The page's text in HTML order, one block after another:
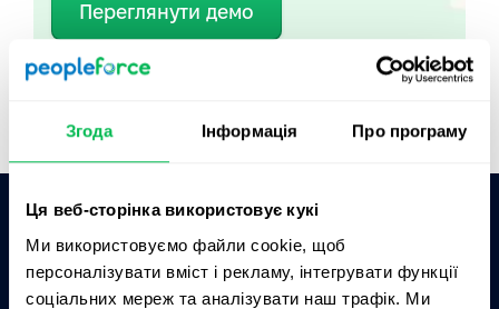
Згода Інформація Про програму
Ця веб-сторінка використовує кукі
Ми використовуємо файли cookie, щоб
персоналізувати вміст і рекламу, інтегрувати функції
соціальних мереж та аналізувати наш трафік. Ми
Переглянути демо
Короткий огляд
Запитати AI про PeopleForce:
ChatGPT
Claude Perplexity